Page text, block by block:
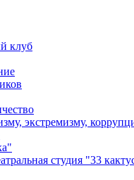
клуб
экстремизму,
студия "33